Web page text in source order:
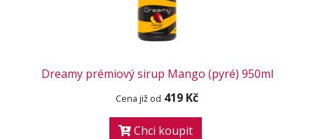
Dreamy prémiový sirup Mango (pyré) 950ml
Cena již od 419 Kč
Chci koupit